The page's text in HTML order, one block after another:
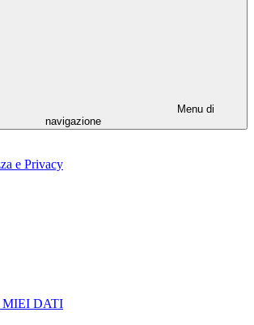
Menu di
navigazione
e Privacy
MIEI DATI